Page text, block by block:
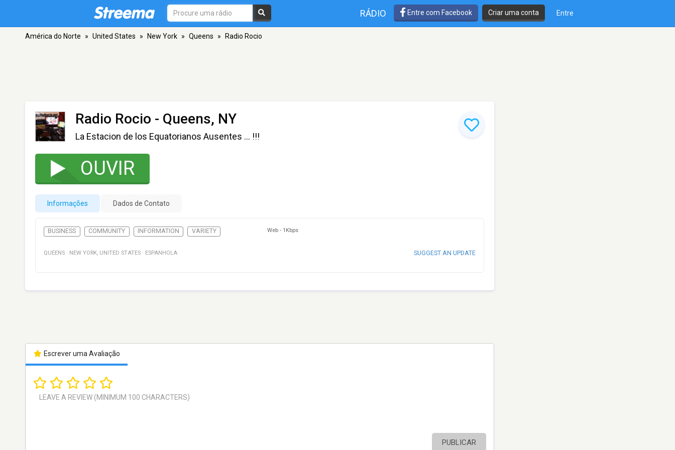
RÁDIO Entre com Facebook Criar uma conta Entre
América do Norte » United States » New York » Queens » Radio Rocio
Radio Rocio - Queens, NY
La Estacion de los Equatorianos Ausentes ... !!!
OUVIR
Informações Dados de Contato
BUSINESS COMMUNITY INFORMATION VARIETY Web - 1Kbps
QUEENS · NEW YORK, UNITED STATES · ESPANHOLA SUGGEST AN UPDATE
Escrever uma Avaliação
PUBLICAR